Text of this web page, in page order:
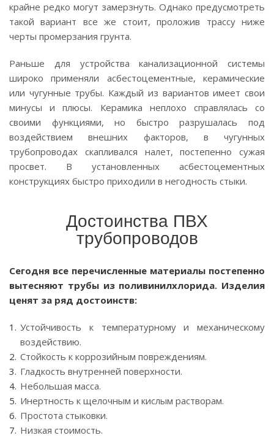
крайне редко могут замерзнуть. Однако предусмотреть
такой вариант все же стоит, проложив трассу ниже
черты промерзания грунта.
Раньше для устройства канализационной системы
широко применяли асбестоцементные, керамические
или чугунные трубы. Каждый из вариантов имеет свои
минусы и плюсы. Керамика неплохо справлялась со
своими функциями, но быстро разрушалась под
воздействием внешних факторов, в чугунных
трубопроводах скапливался налет, постепенно сужая
просвет. В установленных асбестоцементных
конструкциях быстро приходили в негодность стыки.
Достоинства ПВХ
трубопроводов
Сегодня все перечисленные материалы постепенно
вытесняют трубы из поливинилхлорида. Изделия
ценят за ряд достоинств:
Устойчивость к температурному и механическому
воздействию.
Стойкость к коррозийным повреждениям.
Гладкость внутренней поверхности.
Небольшая масса.
Инертность к щелочным и кислым растворам.
Простота стыковки.
Низкая стоимость.